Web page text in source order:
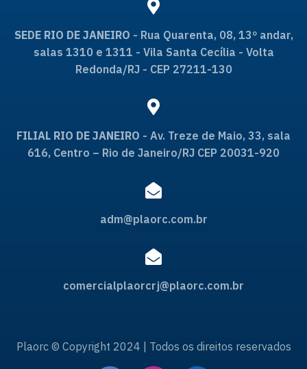
SEDE RIO DE JANEIRO - Rua Quarenta, 08, 13º andar,
salas 1310 e 1311 - Vila Santa Cecília - Volta
Redonda/RJ - CEP 27211-130
FILIAL RIO DE JANEIRO - Av. Treze de Maio, 33, sala
616, Centro – Rio de Janeiro/RJ CEP 20031-920
adm@plaorc.com.br
comercialplaorcrj@plaorc.com.br
Plaorc © Copyright 2024 | Todos os direitos reservados